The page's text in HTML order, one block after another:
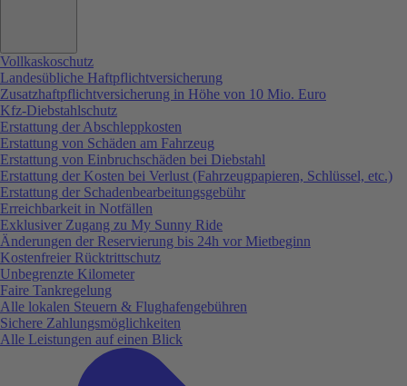
Vollkaskoschutz
Landesübliche Haftpflichtversicherung
Zusatzhaftpflichtversicherung in Höhe von 10 Mio. Euro
Kfz-Diebstahlschutz
Erstattung der Abschleppkosten
Erstattung von Schäden am Fahrzeug
Erstattung von Einbruchschäden bei Diebstahl
Erstattung der Kosten bei Verlust (Fahrzeugpapieren, Schlüssel, etc.)
Erstattung der Schadenbearbeitungsgebühr
Erreichbarkeit in Notfällen
Exklusiver Zugang zu My Sunny Ride
Änderungen der Reservierung bis 24h vor Mietbeginn
Kostenfreier Rücktrittschutz
Unbegrenzte Kilometer
Faire Tankregelung
Alle lokalen Steuern & Flughafengebühren
Sichere Zahlungsmöglichkeiten
Alle Leistungen auf einen Blick